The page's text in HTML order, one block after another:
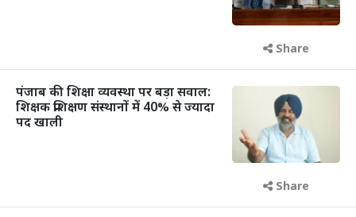
Share
पंजाब की शिक्षा व्यवस्था पर बड़ा सवाल:
शिक्षक प्रशिक्षण संस्थानों में 40% से ज्यादा
पद खाली
Share